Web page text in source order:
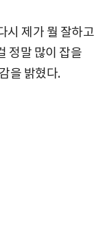
시 제가 뭘 잘하고
정말 많이 잡을
을 밝혔다.